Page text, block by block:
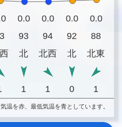
0.0 0.0 0.0 0.0
93 94 92 88
北 北西 北 北東
1 1 0 1
温を赤、最低気温を青としています。